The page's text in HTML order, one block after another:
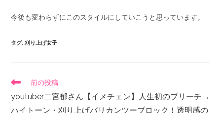
今後も変わらずにこのスタイルにしていこうと思っています。
タグ:刈り上げ女子
前の投稿
youtuber二宮郁さん【イメチェン】人生初のブリーチ→
ハイトーン・刈り上げバリカンツーブロック！透明感の